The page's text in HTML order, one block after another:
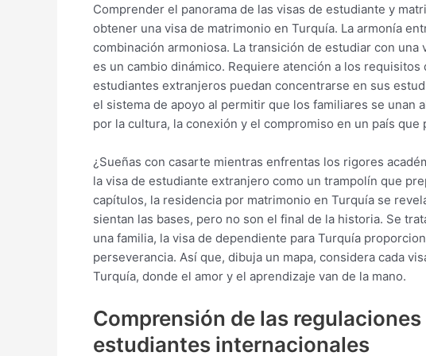
Comprender el panorama de las visas de estudiante y
obtener una visa de matrimonio en Turquía. La armonía
combinación armoniosa. La transición de estudiar con
es un cambio dinámico. Requiere atención a los
estudiantes extranjeros puedan concentrarse en sus
el sistema de apoyo al permitir que los familiares se
por la cultura, la conexión y el compromiso en un país
¿Sueñas con casarte mientras enfrentas los rigores
la visa de estudiante extranjero como un trampolín que
capítulos, la residencia por matrimonio en Turquía se
sientan las bases, pero no son el final de la historia. Se
una familia, la visa de dependiente para Turquía
perseverancia. Así que, dibuja un mapa, considera cada
Turquía, donde el amor y el aprendizaje van de la mano.
Comprensión de las
estudiantes internacionales